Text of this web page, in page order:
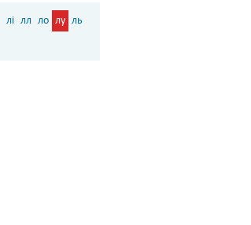
лі лл ло лу ль